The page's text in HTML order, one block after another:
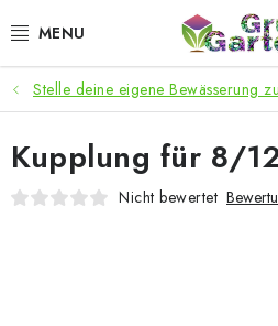
Inhalt
ANGEBOTE
LED PFLANZENLAMPEN
ANBAUBEDARF FÜR DEN
Stelle deine eigene Bewässerung
Kupplung für 8/
Nicht bewertet